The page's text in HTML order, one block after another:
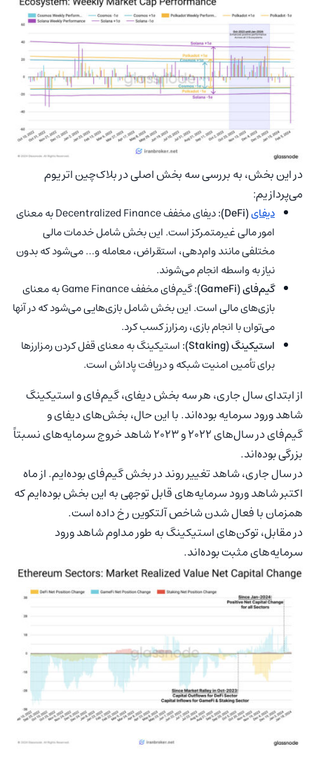
در این بخش، به بررسی سه بخش اصلی در بلاک‌چین اتریوم
می‌پردازیم:
دیفای(DeFi):
دیفای مخفف Decentralized Finance به معنای
امور مالی غیرمتمرکز است. این بخش شامل خدمات مالی
مختلفی مانند وام‌دهی، استقراض، معامله و… می‌شود که بدون
نیاز به واسطه انجام می‌شوند.
گیم‌فای (GameFi):
گیم‌فای مخفف Game Finance به معنای
بازی‌های مالی است. این بخش شامل بازی‌هایی می‌شود که در آنها
می‌توان با انجام بازی، رمزارز کسب کرد.
استیکینگ (Staking):
استیکینگ به معنای قفل کردن رمزارزها
برای تأمین امنیت شبکه و دریافت پاداش است.
از ابتدای سال جاری، هر سه بخش دیفای، گیم‌فای و استیکینگ
شاهد ورود سرمایه بوده‌اند. با این حال، بخش‌های دیفای و
گیم‌فای در سال‌های ۲۰۲۲ و ۲۰۲۳ شاهد خروج سرمایه‌های نسبتاً
بزرگی بوده‌اند.
در سال جاری، شاهد تغییر روند در بخش گیم‌فای بوده‌ایم. از ماه
اکتبر شاهد ورود سرمایه‌های قابل توجهی به این بخش بوده‌ایم که
همزمان با فعال شدن شاخص آلتکوین رخ داده است.
در مقابل، توکن‌های استیکینگ به طور مداوم شاهد ورود
سرمایه‌های مثبت بوده‌اند.